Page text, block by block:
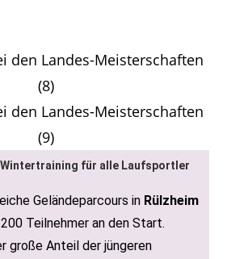
für alle Laufsportler
Geländeparcours in Rülzheim
Teilnehmer an den Start.
große Anteil der jüngeren